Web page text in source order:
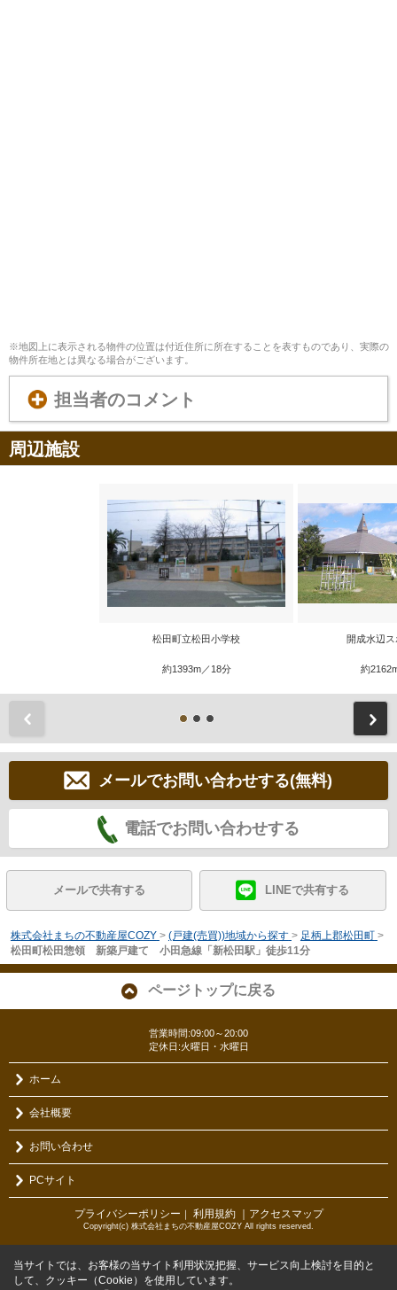
※地図上に表示される物件の位置は付近住所に所在することを表すものであり、実際の
物件所在地とは異なる場合がございます。
担当者のコメント
周辺施設
松田町立松田小学校
約1393m／18分
開成水辺
約
メールでお問い合わせする(無料)
電話でお問い合わせする
メールで共有する LINEで共有する
株式会社まちの不動産屋COZY > (戸建(売買))地域から探す > 足柄上郡松田町 >
松田町松田惣領 新築戸建て 小田急線「新松田駅」徒歩11分
ページトップに戻る
営業時間:09:00～20:00
定休日:火曜日・水曜日
ホーム
会社概要
お問い合わせ
PCサイト
プライバシーポリシー ｜ 利用規約 ｜アクセスマップ
Copyright(c) 株式会社まちの不動産屋COZY All rights reserved.
当サイトでは、お客様の当サイト利用状況把握、サービス向上検討を目的と
して、クッキー（Cookie）を使用しています。